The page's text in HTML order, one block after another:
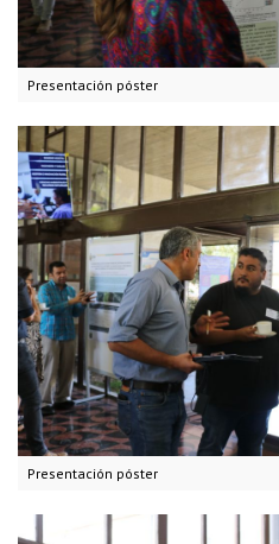
Presentación póster
Presentación póster